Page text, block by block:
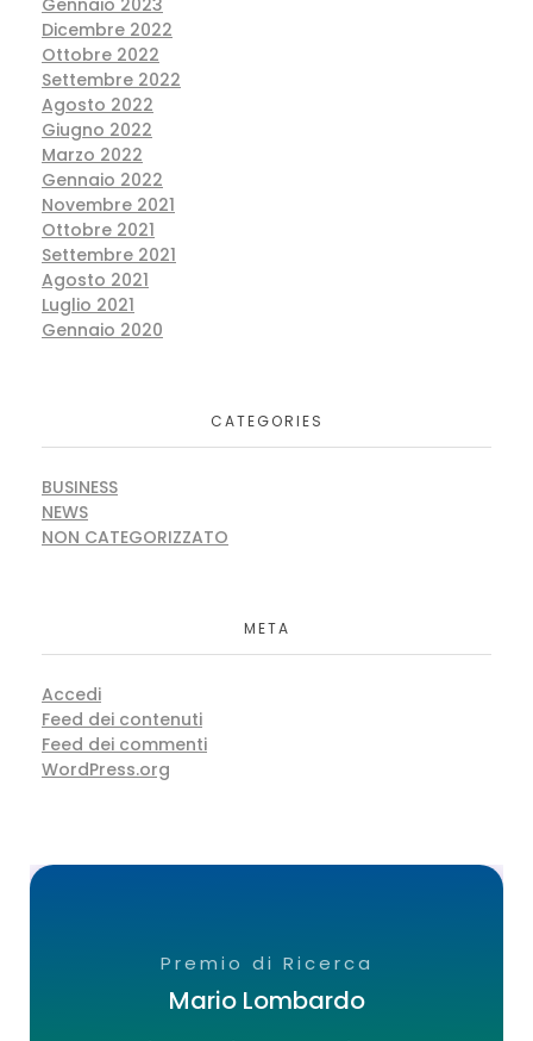
Dicembre 2022
Ottobre 2022
Settembre 2022
Agosto 2022
Giugno 2022
Marzo 2022
Gennaio 2022
Novembre 2021
Ottobre 2021
Settembre 2021
Agosto 2021
Luglio 2021
Gennaio 2020
CATEGORIES
BUSINESS
NEWS
NON CATEGORIZZATO
META
Accedi
Feed dei contenuti
Feed dei commenti
WordPress.org
Premio di Ricerca
Mario Lombardo